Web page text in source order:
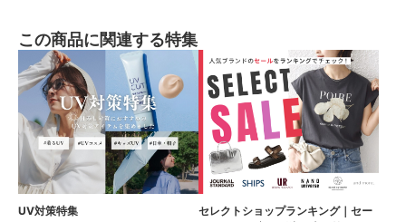
この商品に関連する特集
UV対策特集
セレクトショップランキング｜セー